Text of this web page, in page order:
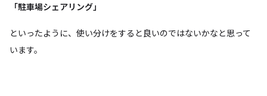
「駐車場シェアリング」
といったように、使い分けをすると良いのではないかなと思って
います。